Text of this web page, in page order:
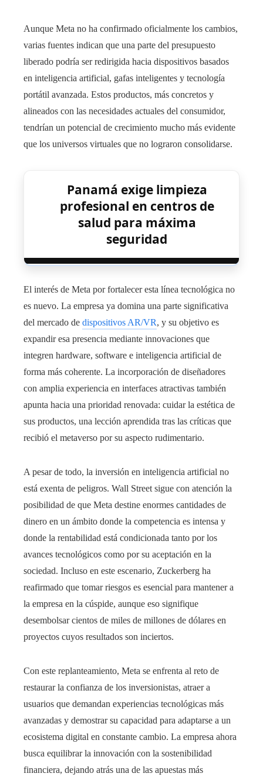
Aunque Meta no ha confirmado oficialmente los cambios,
varias fuentes indican que una parte del presupuesto
liberado podría ser redirigida hacia dispositivos basados
en inteligencia artificial, gafas inteligentes y tecnología
portátil avanzada. Estos productos, más concretos y
alineados con las necesidades actuales del consumidor,
tendrían un potencial de crecimiento mucho más evidente
que los universos virtuales que no lograron consolidarse.
Panamá exige limpieza
profesional en centros de
salud para máxima
seguridad
El interés de Meta por fortalecer esta línea tecnológica no
es nuevo. La empresa ya domina una parte significativa
del mercado de dispositivos AR/VR, y su objetivo es
expandir esa presencia mediante innovaciones que
integren hardware, software e inteligencia artificial de
forma más coherente. La incorporación de diseñadores
con amplia experiencia en interfaces atractivas también
apunta hacia una prioridad renovada: cuidar la estética de
sus productos, una lección aprendida tras las críticas que
recibió el metaverso por su aspecto rudimentario.
A pesar de todo, la inversión en inteligencia artificial no
está exenta de peligros. Wall Street sigue con atención la
posibilidad de que Meta destine enormes cantidades de
dinero en un ámbito donde la competencia es intensa y
donde la rentabilidad está condicionada tanto por los
avances tecnológicos como por su aceptación en la
sociedad. Incluso en este escenario, Zuckerberg ha
reafirmado que tomar riesgos es esencial para mantener a
la empresa en la cúspide, aunque eso signifique
desembolsar cientos de miles de millones de dólares en
proyectos cuyos resultados son inciertos.
Con este replanteamiento, Meta se enfrenta al reto de
restaurar la confianza de los inversionistas, atraer a
usuarios que demandan experiencias tecnológicas más
avanzadas y demostrar su capacidad para adaptarse a un
ecosistema digital en constante cambio. La empresa ahora
busca equilibrar la innovación con la sostenibilidad
financiera, dejando atrás una de las apuestas más